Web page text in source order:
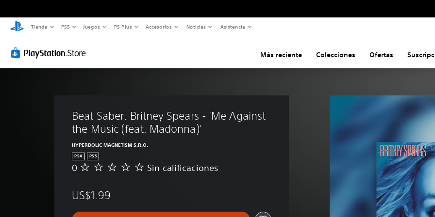
Tienda PS5 Juegos PS Plus Accesorios Noticias Asistencia
Más reciente Colecciones Ofertas
Beat Saber: Britney Spears - 'Me Against
the Music (feat. Madonna)'
HYPERBOLIC MAGNETISM S.R.O.
PS4 PS5
S
c
l
0 Sin calificaciones
US$1.99